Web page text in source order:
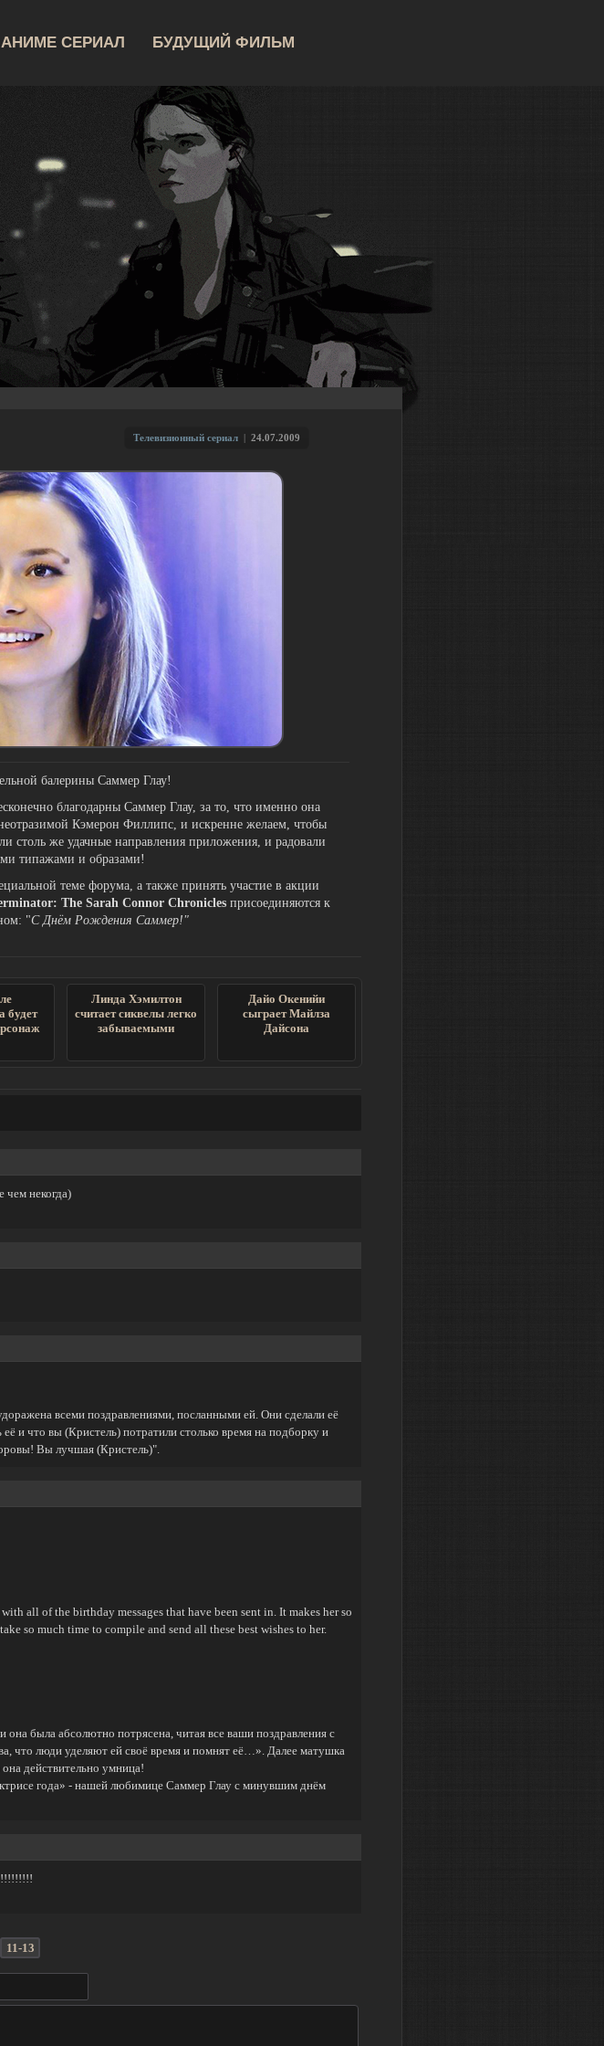
АНИМЕ СЕРИАЛ БУДУЩИЙ ФИЛЬМ
Телевизионный сериал | 24.07.2009
балерины Саммер Глау!
благодарны Саммер Глау, за то, что именно она
Кэмерон Филлипс, и искренне желаем, чтобы
столь же удачные направления приложения, и радовали
типажами и образами!
теме форума, а также принять участие в акции
The Sarah Connor Chronicles присоединяются к
"С Днём Рождения Саммер!"
будет
Линда Хэмилтон
считает сиквелы легко
забываемыми
Дайо Окенийи
сыграет Майлза
Дайсона
некогда)
всеми поздравлениями, посланными ей. Они сделали её
и что вы (Кристель) потратили столько время на подборку и
Вы лучшая (Кристель)".
all of the birthday messages that have been sent in. It makes her so
so much time to compile and send all these best wishes to her.
была абсолютно потрясена, читая все ваши поздравления с
что люди уделяют ей своё время и помнят её…». Далее матушка
действительно умница!
года» - нашей любимице Саммер Глау с минувшим днём
11-13